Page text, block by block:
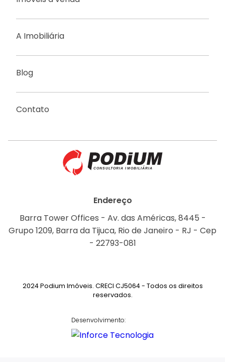
A Imobiliária
Blog
Contato
Endereço
Barra Tower Offices - Av. das Américas, 8445 -
Grupo 1209, Barra da Tijuca, Rio de Janeiro - RJ - Cep
- 22793-081
2024 Podium Imóveis. CRECI CJ5064 - Todos os direitos
reservados.
Desenvolvimento: